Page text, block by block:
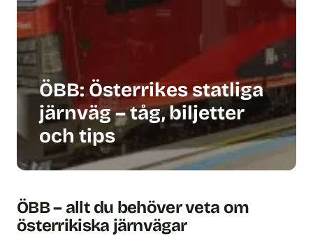
ÖBB: Österrikes statliga
järnväg – tåg, biljetter
och tips
ÖBB – allt du behöver veta om
österrikiska järnvägar